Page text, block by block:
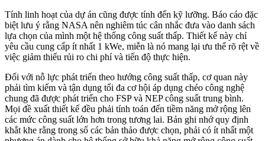
Tính linh hoạt của dự án cũng được tính đến kỹ lưỡng. Báo cáo đặc
biệt lưu ý rằng NASA nên nghiêm túc cân nhắc đưa vào danh sách
lựa chọn của mình một hệ thống công suất thấp. Thiết kế này chỉ
yêu cầu cung cấp ít nhất 1 kWe, miễn là nó mang lại ưu thế rõ rệt về
việc giảm thiểu rủi ro chi phí và tiến độ thực hiện.
Đối với nỗ lực phát triển theo hướng công suất thấp, cơ quan này
phải tìm kiếm và tận dụng tối đa cơ hội áp dụng chéo công nghệ
chung đã được phát triển cho FSP và NEP công suất trung bình.
Mọi đề xuất thiết kế đều phải tính toán đến tiềm năng mở rộng lên
các mức công suất lớn hơn trong tương lai. Bản ghi nhớ quy định
khắt khe rằng trong số các bản thảo được chọn, phải có ít nhất một